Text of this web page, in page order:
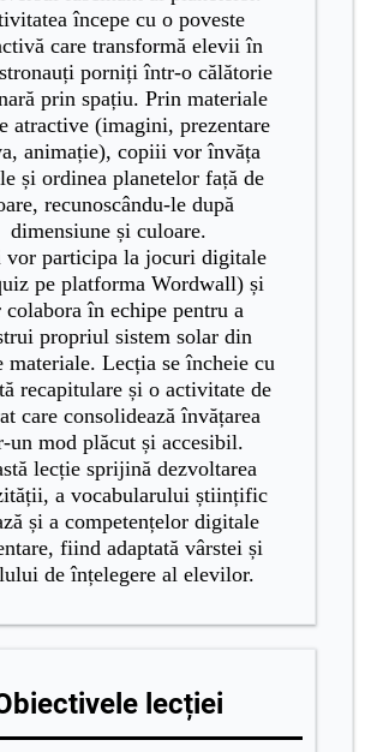
începe cu o poveste
care transformă elevii în
porniți într-o călătorie
prin spațiu. Prin materiale
atractive (imagini, prezentare
animație), copiii vor învăța
și ordinea planetelor față de
recunoscându-le după
dimensiune și culoare.
participa la jocuri digitale
pe platforma Wordwall) și
colabora în echipe pentru a
propriul sistem solar din
materiale. Lecția se încheie cu
recapitulare și o activitate de
care consolidează învățarea
un mod plăcut și accesibil.
lecție sprijină dezvoltarea
a vocabularului științific
și a competențelor digitale
fiind adaptată vârstei și
de înțelegere al elevilor.
lecției